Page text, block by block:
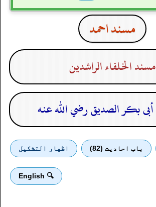
مسند احمد
مسند الخلفاء الراشدين
باب احادیث (82) اظهار التشكيل
🔍 English